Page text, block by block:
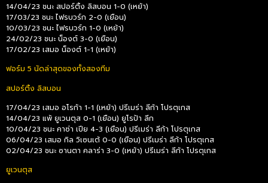
14/04/23 ชนะ สปอร์ติ้ง ลิสบอน 1-0 (เหย้า)
17/03/23 ชนะ ไฟรบวร์ก 2-0 (เยือน)
10/03/23 ชนะ ไฟรบวร์ก 1-0 (เหย้า)
24/02/23 ชนะ น็องต์ 3-0 (เยือน)
17/02/23 เสมอ น็องต์ 1-1 (เหย้า)
ฟอร์ม 5 นัดล่าสุดของทั้งสองทีม
สปอร์ติ้ง ลิสบอน
17/04/23 เสมอ อโรก้า 1-1 (เหย้า) ปรีเมร่า ลีก้า โปรตุเกส
14/04/23 แพ้ ยูเวนตุส 0-1 (เยือน) ยูโรป้า ลีก
10/04/23 ชนะ คาซ่า เปีย 4-3 (เยือน) ปรีเมร่า ลีก้า โปรตุเกส
06/04/23 เสมอ กิล วิเซนเต้ 0-0 (เยือน) ปรีเมร่า ลีก้า โปรตุเกส
02/04/23 ชนะ ซานตา คลาร่า 3-0 (เหย้า) ปรีเมร่า ลีก้า โปรตุเกส
ยูเวนตุส